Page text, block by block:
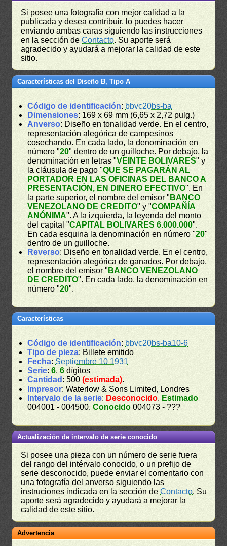
Si posee una fotografía con mejor calidad a la
publicada y desea contribuir, lo puedes hacer
enviando ambas caras siguiendo las instrucciones
en la sección deContacto. Su aporte será
agradecido y ayudará a mejorar la calidad de este
sitio.
Características del Diseño B, Tipo A
Código de identificación: bbvc20bs-ba
Dimensiones: 169 x 69 mm (6,65 x 2,72 pulg.)
Anverso: Diseño en tonalidad verde. En el centro,
representación alegórica de campesinos
cosechando. En cada lado, la denominación en
número "20" dentro de un guilloche. Por debajo, la
denominación en letras "VEINTE BOLIVARES" y
la cláusula de pago "QUE SE PAGARÁN AL
PORTADOR EN LAS OFICINAS DEL BANCO A
PRESENTACIÓN, EN DINERO EFECTIVO". En
la parte superior, el nombre del emisor " BANCO
VENEZOLANO DE CREDITO" y "COMPAÑÍA
ANÓNIMA". A la izquierda, la leyenda del monto
del capital "CAPITAL BOLIVARES 6.000.000".
En cada esquina la denominación en número "20"
dentro de un guilloche.
Reverso: Diseño en tonalidad verde. En el centro,
representación alegórica de ganados. Por debajo,
el nombre del emisor " BANCO VENEZOLANO
DE CREDITO". En cada lado, la denominación en
número "20".
Características
Código de identificación: bbvc20bs-ba10-6
Tipo de pieza: Billete emitido
Fecha: Septiembre 10 1931
Serie:6.6 dígitos
Cantidad : 500(estimada).
Impresor: Waterlow & Sons Limited, Londres
Intervalo de la serie: Desconocido. Estimado
004001 - 004500.Conocido 004073 - ???
Actualización de intervalo de serie conocido
Si posee una pieza con un número de serie fuera
del rango del intérvalo conocido, o un prefijo de
serie desconocido, puede enviar el comentario con
una fotografía del anverso siguiendo las
instruciones indicada en la sección deContacto. Su
aporte será agradecido y ayudará a mejorar la
calidad de este sitio.
Advertencia